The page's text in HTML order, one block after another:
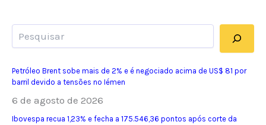
Petróleo Brent sobe mais de 2% e é negociado acima de US$ 81 por
barril devido a tensões no Iémen
6 de agosto de 2026
Ibovespa recua 1,23% e fecha a 175.546,36 pontos após corte da